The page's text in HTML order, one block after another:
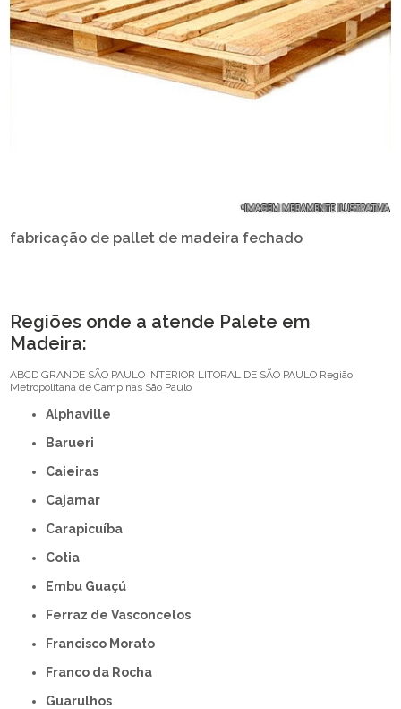
fabricação de pallet de madeira fechado
Regiões onde a atende Palete em
Madeira:
ABCD GRANDE SÃO PAULO INTERIOR LITORAL DE SÃO PAULO Região
Metropolitana de Campinas São Paulo
Alphaville
Barueri
Caieiras
Cajamar
Carapicuíba
Cotia
Embu Guaçú
Ferraz de Vasconcelos
Francisco Morato
Franco da Rocha
Guarulhos